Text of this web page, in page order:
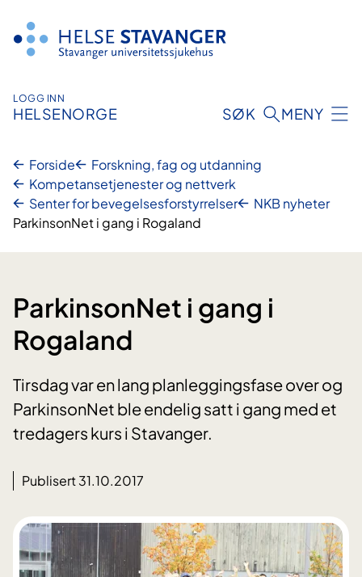
innhold
LOGG INN
HELSENORGE SØK MENY
Forside
Forskning, fag og utdanning
Kompetansetjenester og nettverk
Senter for bevegelsesforstyrrelser
NKB nyheter
ParkinsonNet i gang i Rogaland
ParkinsonNet i gang i
Rogaland
Tirsdag var en lang planleggingsfase over og
ParkinsonNet ble endelig satt i gang med et
tredagers kurs i Stavanger.
Publisert 31.10.2017